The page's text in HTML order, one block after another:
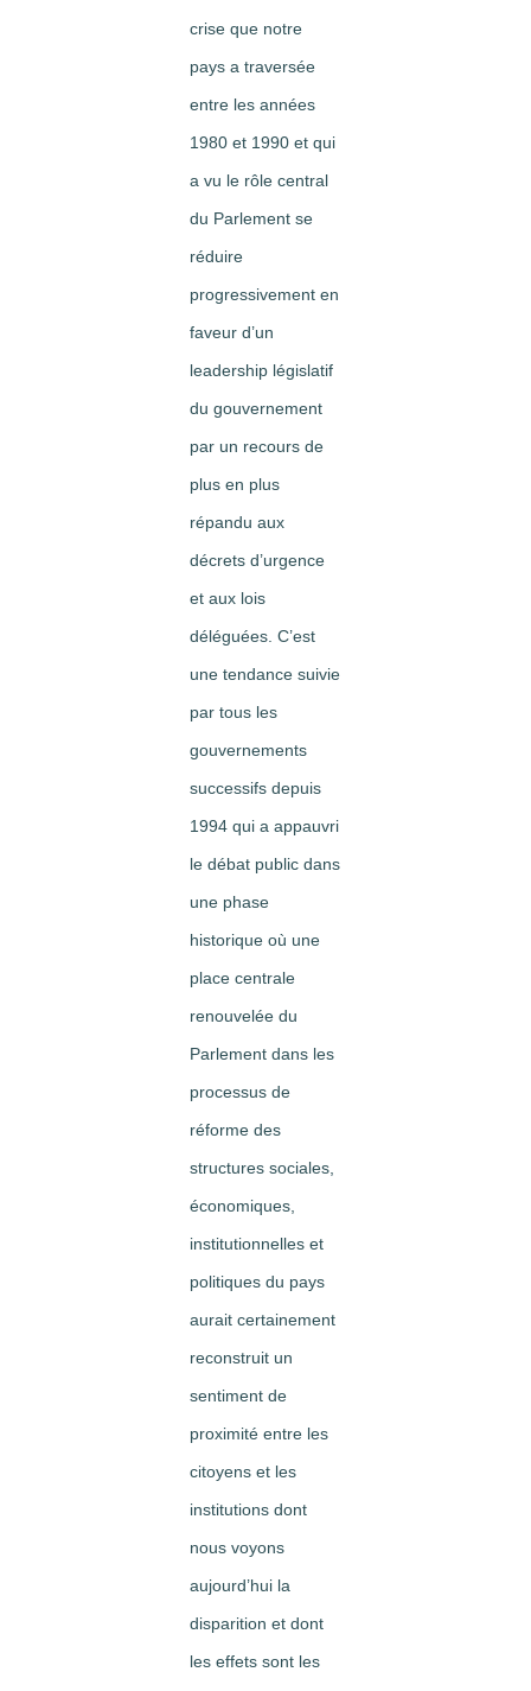
crise que notre
pays a traversée
entre les années
1980 et 1990 et qui
a vu le rôle central
du Parlement se
réduire
progressivement en
faveur d’un
leadership législatif
du gouvernement
par un recours de
plus en plus
répandu aux
décrets d’urgence
et aux lois
déléguées. C’est
une tendance suivie
par tous les
gouvernements
successifs depuis
1994 qui a appauvri
le débat public dans
une phase
historique où une
place centrale
renouvelée du
Parlement dans les
processus de
réforme des
structures sociales,
économiques,
institutionnelles et
politiques du pays
aurait certainement
reconstruit un
sentiment de
proximité entre les
citoyens et les
institutions dont
nous voyons
aujourd’hui la
disparition et dont
les effets sont les